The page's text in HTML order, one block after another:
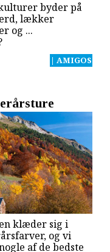
byder på
lækker
og ...
| AMIGOS
klæder sig i
og vi
af de bedste